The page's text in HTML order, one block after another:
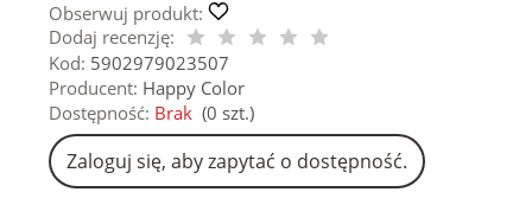
Obserwuj produkt:
Dodaj recenzję:
Kod: 5902979023507
Producent: Happy Color
Dostępność: Brak (0 szt.)
Zaloguj się, aby zapytać o dostępność.